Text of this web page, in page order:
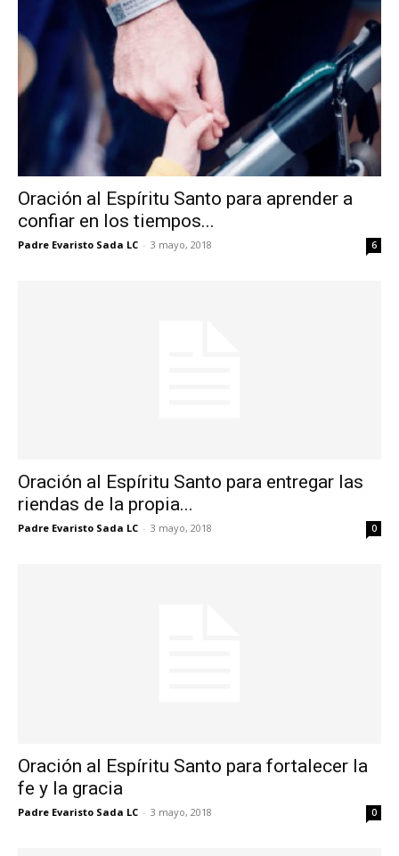
Oración al Espíritu Santo para aprender a
confiar en los tiempos...
Padre Evaristo Sada LC - 3 mayo, 2018 6
Oración al Espíritu Santo para entregar las
riendas de la propia...
Padre Evaristo Sada LC - 3 mayo, 2018 0
Oración al Espíritu Santo para fortalecer la
fe y la gracia
Padre Evaristo Sada LC - 3 mayo, 2018 0